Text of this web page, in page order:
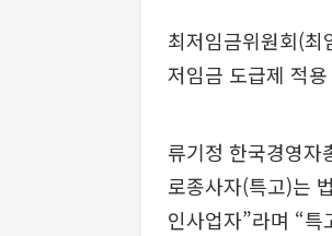
최저임금위원회(
저임금 도급제 적
류기정 한국경영자
로종사자(특고)는
인사업자”라며 “